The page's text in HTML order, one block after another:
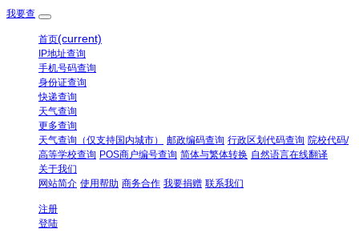
我要查
首页(current)
IP地址查询
手机号码查询
身份证查询
快递查询
天气查询
更多查询
天气查询（仅支持国内城市）
邮政编码查询 行政区划代码查询 院校代码/
高等学校查询 POS商户编号查询 简体与繁体转换 自然语言在线翻译
关于我们
网站简介 使用帮助 商务合作 我要捐赠 联系我们
注册
登陆